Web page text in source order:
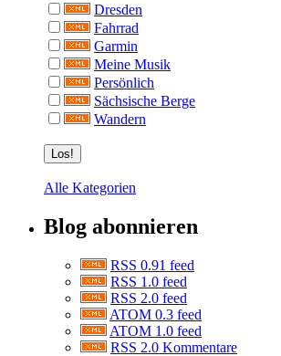
Dresden
Fahrrad
Garmin
Meine Musik
Persönlich
Sächsische Berge
Wandern
Alle Kategorien
Blog abonnieren
RSS 0.91 feed
RSS 1.0 feed
RSS 2.0 feed
ATOM 0.3 feed
ATOM 1.0 feed
RSS 2.0 Kommentare